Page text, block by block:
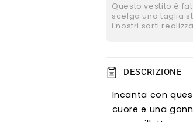
Questo vestito è
scelga una taglia
i nostri sarti
DESCRIZIONE
Incanta con
cuore e una